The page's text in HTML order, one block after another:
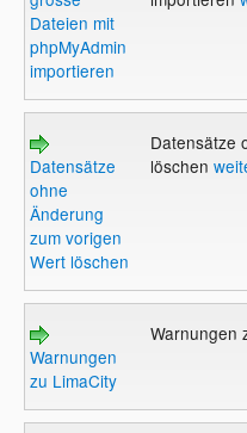
Dateien mit
phpMyAdmin
importieren
Datensätze
ohne
Änderung
zum vorigen
Wert löschen
Datensätze
löschen
Warnungen
zu LimaCity
Warnungen